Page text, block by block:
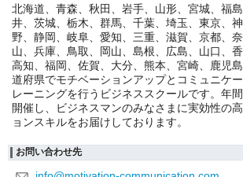
北海道、青森、秋田、岩手、山形、宮城、福
井、茨城、栃木、群馬、千葉、埼玉、東京、
野、静岡、岐阜、愛知、三重、滋賀、京都、
山、兵庫、鳥取、岡山、島根、広島、山口、香
高知、福岡、佐賀、大分、熊本、宮崎、鹿児
道府県でモチベーションアップとコミュニケ
レーニングを行うビジネススクールです。年
開催し、ビジネスマンのみなさまに実効性の
ョンスキルをお届けしております。
お問い合わせ先